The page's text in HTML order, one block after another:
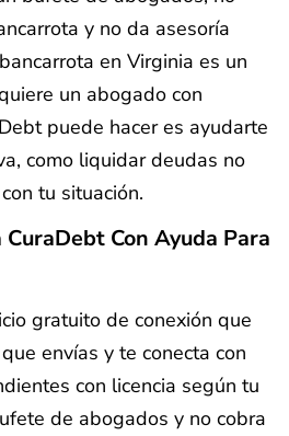
y no da asesoría
en Virginia es un
un abogado con
puede hacer es ayudarte
como liquidar deudas no
tu situación.
CuraDebt Con Ayuda Para
gratuito de conexión que
envías y te conecta con
con licencia según tu
de abogados y no cobra